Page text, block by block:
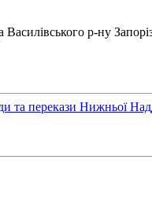
р-ну
та перекази Нижньої